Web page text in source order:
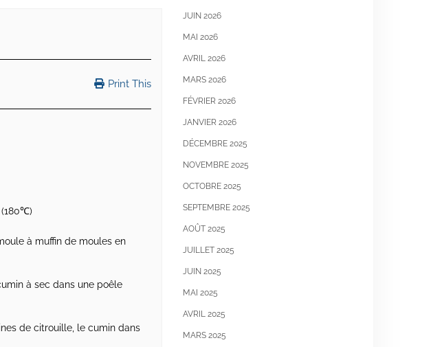
Print This
(180℃)
à muffin de moules en
à sec dans une poêle
de citrouille, le cumin dans
JUIN 2026
MAI 2026
AVRIL 2026
MARS 2026
FÉVRIER 2026
JANVIER 2026
DÉCEMBRE 2025
NOVEMBRE 2025
OCTOBRE 2025
SEPTEMBRE 2025
AOÛT 2025
JUILLET 2025
JUIN 2025
MAI 2025
AVRIL 2025
MARS 2025